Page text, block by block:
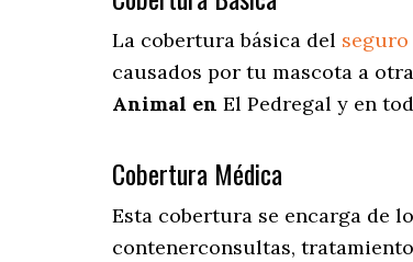
La cobertura básica del
causados por tu mascota a
Animal en El Pedregal y en
Cobertura Médica
Esta cobertura se encarga de
contenerconsultas,